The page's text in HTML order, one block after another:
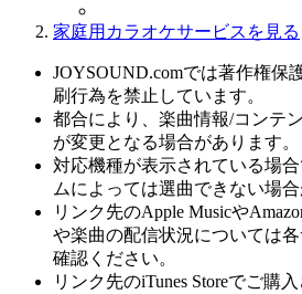
家庭用カラオケサービスを見る
JOYSOUND.comでは著作権保
刷行為を禁止しています。
都合により、楽曲情報/コンテ
が変更となる場合があります。
対応機種が表示されている場
ムによっては選曲できない場合
リンク先のApple Musicや
や楽曲の配信状況については
確認ください。
リンク先のiTunes Storeでご購